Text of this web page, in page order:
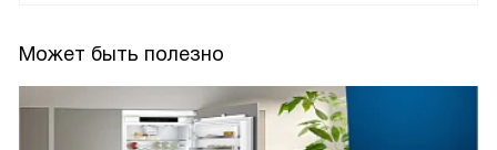
Может быть полезно